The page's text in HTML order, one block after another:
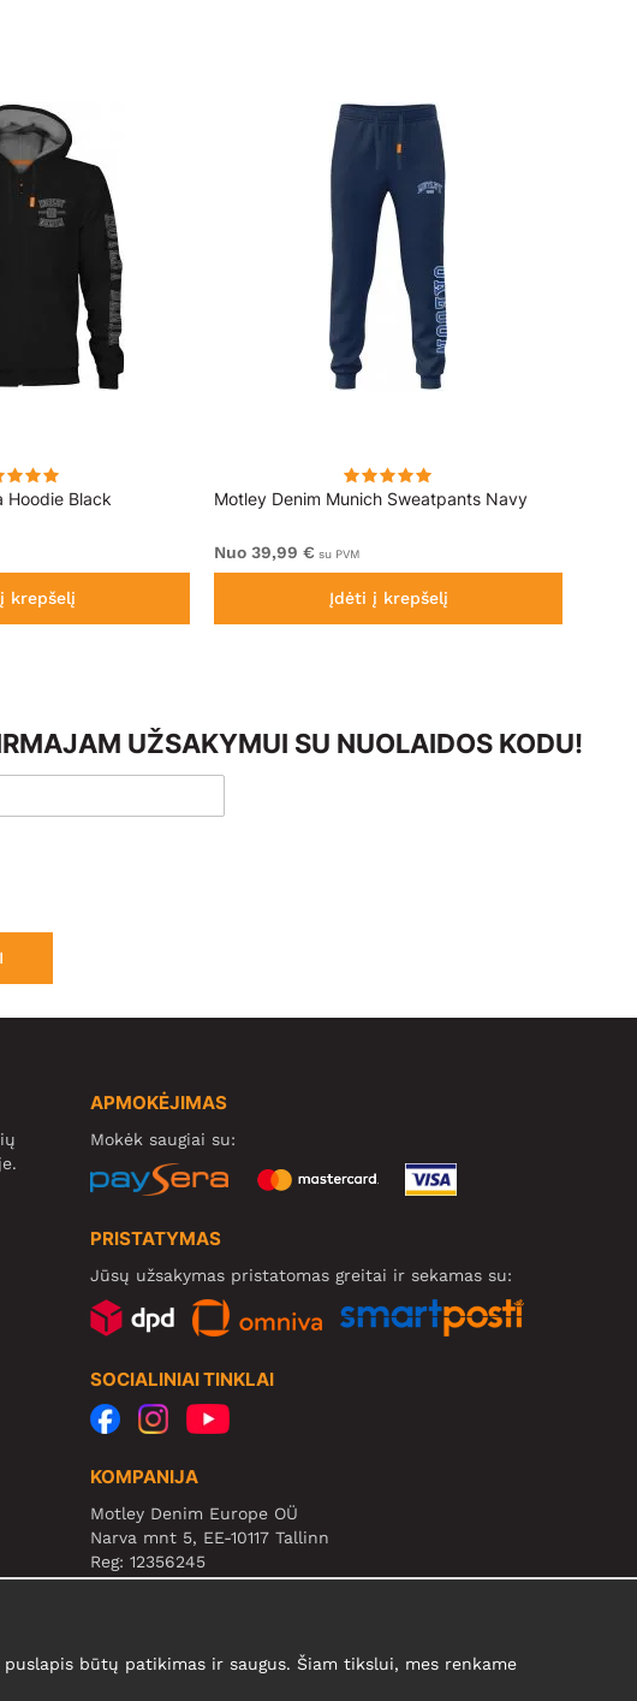
Hoodie Black
krepšelį
Motley Denim Munich Sweatpants Navy
Nuo 39,99 € su PVM
Įdėti į krepšelį
UŽSAKYMUI SU NUOLAIDOS KODU!
APMOKĖJIMAS
Mokėk saugiai su:
PRISTATYMAS
Jūsų užsakymas pristatomas greitai ir sekamas su:
SOCIALINIAI TINKLAI
KOMPANIJA
Motley Denim Europe OÜ
Narva mnt 5, EE-10117 Tallinn
Reg: 12356245
būtų patikimas ir saugus. Šiam tikslui, mes renkame